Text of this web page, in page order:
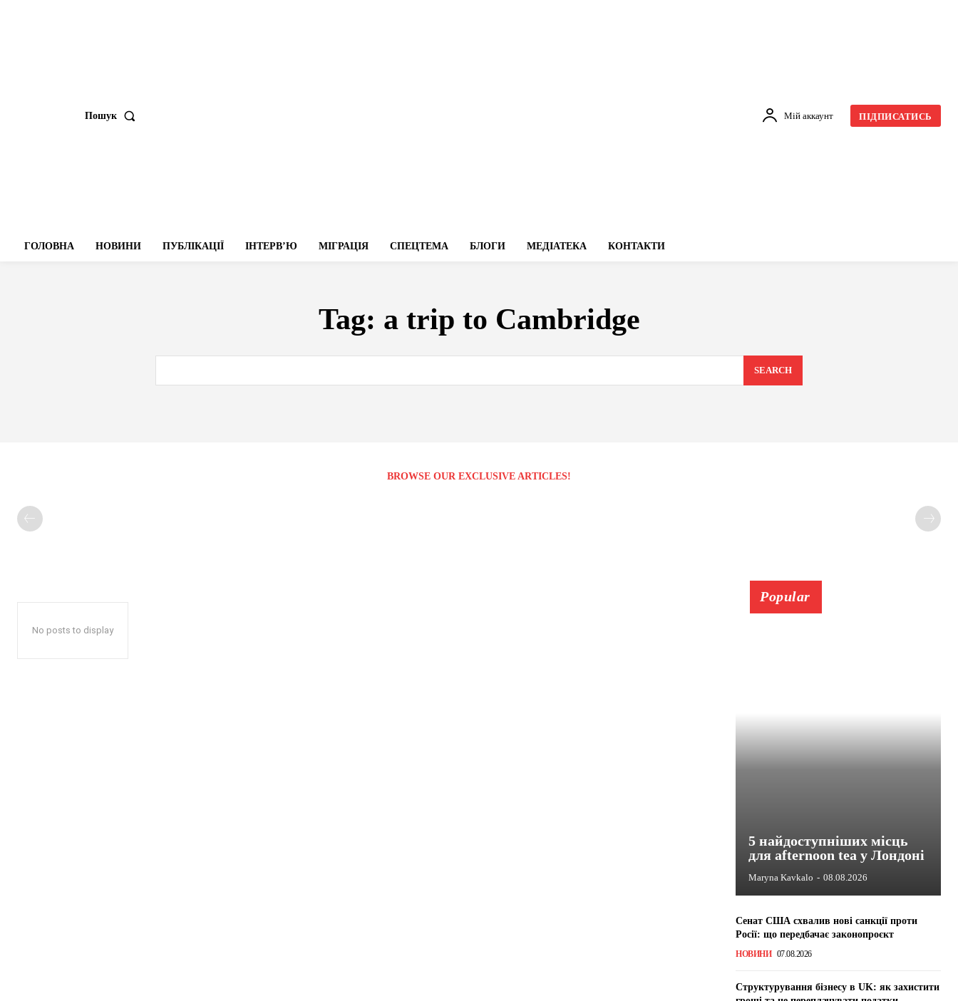
Пошук Мій аккаунт ПІДПИСАТИСЬ
ГОЛОВНА НОВИНИ ПУБЛІКАЦІЇ ІНТЕРВʼЮ МІГРАЦІЯ СПЕЦТЕМА БЛОГИ МЕДІАТЕКА КОНТАКТИ
Tag: a trip to Cambridge
SEARCH
BROWSE OUR EXCLUSIVE ARTICLES!
No posts to display
Popular
5 найдоступніших місць
для afternoon tea у Лондоні
Maryna Kavkalo - 08.08.2026
Сенат США схвалив нові санкції проти
Росії: що передбачає законопроєкт
НОВИНИ 07.08.2026
Структурування бізнесу в UK: як захистити